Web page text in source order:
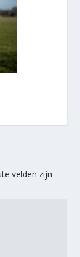
velden zijn